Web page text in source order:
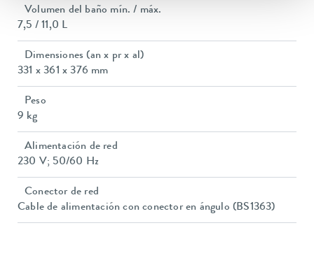
Volumen del baño mín. / máx.
7,5 / 11,0 L
Dimensiones (an x pr x al)
331 x 361 x 376 mm
Peso
9 kg
Alimentación de red
230 V; 50/60 Hz
Conector de red
Cable de alimentación con conector en ángulo (BS1363)